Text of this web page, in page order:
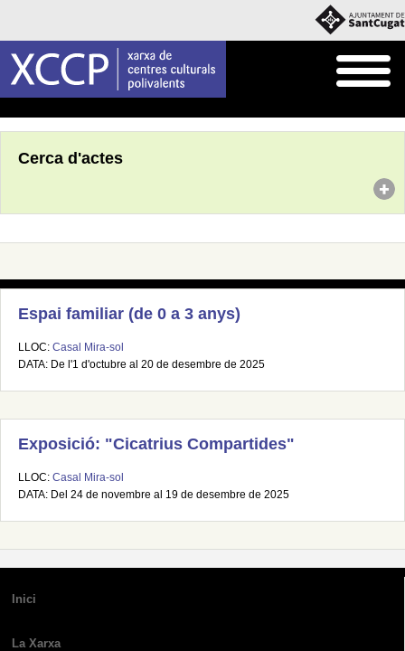
Cerca d'actes
Espai familiar (de 0 a 3 anys)
LLOC: Casal Mira-sol
DATA: De l'1 d'octubre al 20 de desembre de 2025
Exposició: "Cicatrius Compartides"
LLOC: Casal Mira-sol
DATA: Del 24 de novembre al 19 de desembre de 2025
Inici
La Xarxa